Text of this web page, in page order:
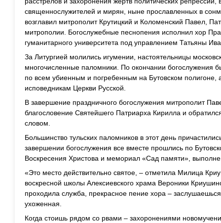
священнослужителей и мирян, ныне прославленных в
возглавил митрополит Крутицкий и Коломенский Павел,
митрополии. Богослужебные песнопения исполнил хор
гуманитарного университета под управлением Татьяны
За Литургией молились игумении, настоятельницы
многочисленные паломники. По окончании богослужения
по всем убиенным и погребенным на Бутовском полигоне,
исповедникам Церкви Русской.
В завершение праздничного богослужения митрополит
благословение Святейшего Патриарха Кирилла и
словом.
Большинство тульских паломников в этот день
завершении богослужения все вместе прошлись по
Воскресения Христова и мемориал «Сад памяти»,
«Это место действительно святое, – отметила Милица
воскресной школы Алексиевского храма Вероники
проходила служба, прекрасное пение хора –
ухоженная.
Когда стоишь рядом со рвами – захоронениями